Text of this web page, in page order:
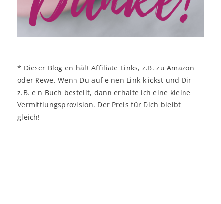
* Dieser Blog enthält Affiliate Links, z.B. zu Amazon
oder Rewe. Wenn Du auf einen Link klickst und Dir
z.B. ein Buch bestellt, dann erhalte ich eine kleine
Vermittlungsprovision. Der Preis für Dich bleibt
gleich!